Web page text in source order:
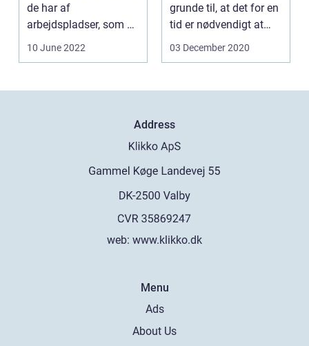
de har af
arbejdspladser, som de
kan tilbyde til
10 June 2022
grunde til, at det for en
tid er nødvendigt at
ansætte en vikar. ...
03 December 2020
Address
web: www.klikko.dk
Menu
Ads
About Us